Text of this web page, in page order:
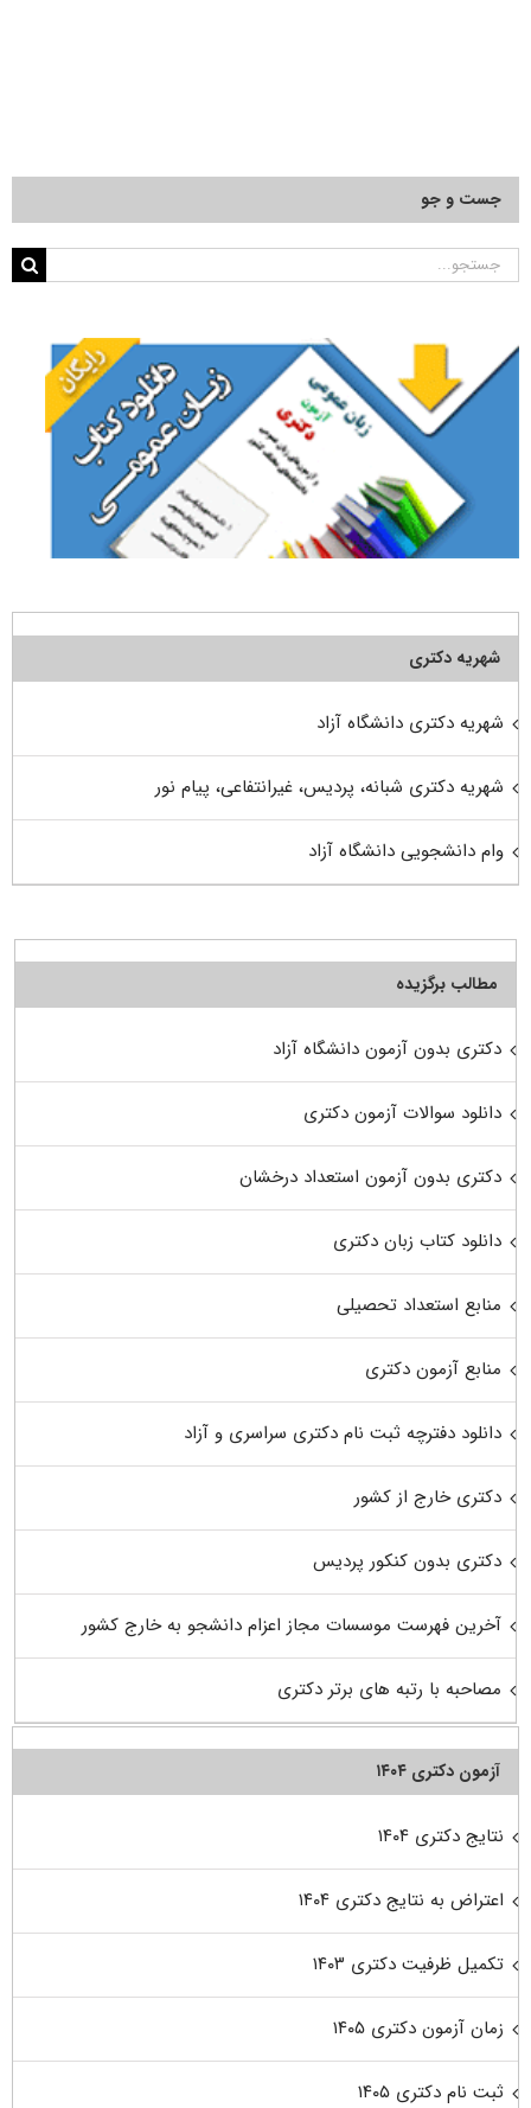
جست و جو
جستجو
شهریه دکتری
شهریه دکتری دانشگاه آزاد
شهریه دکتری شبانه، پردیس، غیرانتفاعی، پیام نور
وام دانشجویی دانشگاه آزاد
مطالب برگزیده
دکتری بدون آزمون دانشگاه آزاد
دانلود سوالات آزمون دکتری
دکتری بدون آزمون استعداد درخشان
دانلود کتاب زبان دکتری
منابع استعداد تحصیلی
منابع آزمون دکتری
دانلود دفترچه ثبت نام دکتری سراسری و آزاد
دکتری خارج از کشور
دکتری بدون کنکور پردیس
آخرین فهرست موسسات مجاز اعزام دانشجو به خارج کشور
مصاحبه با رتبه های برتر دکتری
آزمون دکتری ۱۴۰۴
نتایج دکتری ۱۴۰۴
اعتراض به نتایج دکتری ۱۴۰۴
تکمیل ظرفیت دکتری ۱۴۰۳
زمان آزمون دکتری ۱۴۰۵
ثبت نام دکتری ۱۴۰۵